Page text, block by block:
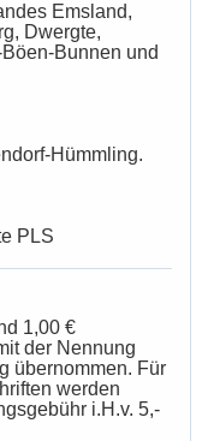
Emsland,
Dwergte,
Bunnen und
Hümmling.
PLS
1,00 €
der Nennung
übernommen. Für
werden
i.H.v. 5,-